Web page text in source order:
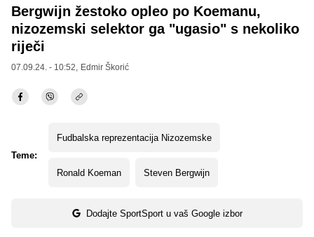
Bergwijn žestoko opleo po Koemanu,
nizozemski selektor ga "ugasio" s nekoliko
riječi
07.09.24. - 10:52, Edmir Škorić
Teme:
Fudbalska reprezentacija Nizozemske
Ronald Koeman Steven Bergwijn
Dodajte SportSport u vaš Google izbor